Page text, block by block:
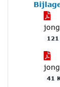
121
41